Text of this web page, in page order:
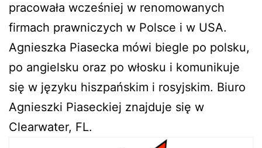
pracowała wcześniej w renomowanych
firmach prawniczych w Polsce i w USA.
Agnieszka Piasecka mówi biegle po polsku,
po angielsku oraz po włosku i komunikuje
się w języku hiszpańskim i rosyjskim. Biuro
Agnieszki Piaseckiej znajduje się w
Clearwater, FL.